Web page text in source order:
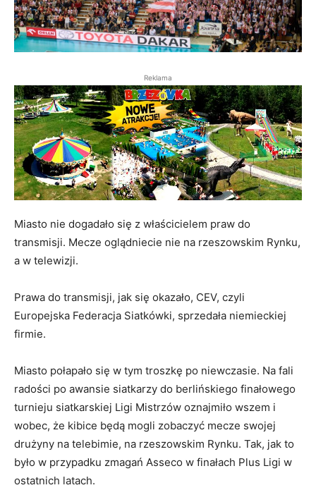
Reklama
Miasto nie dogadało się z właścicielem praw do
transmisji. Mecze oglądniecie nie na rzeszowskim Rynku,
a w telewizji.
Prawa do transmisji, jak się okazało, CEV, czyli
Europejska Federacja Siatkówki, sprzedała niemieckiej
firmie.
Miasto połapało się w tym troszkę po niewczasie. Na fali
radości po awansie siatkarzy do berlińskiego finałowego
turnieju siatkarskiej Ligi Mistrzów oznajmiło wszem i
wobec, że kibice będą mogli zobaczyć mecze swojej
drużyny na telebimie, na rzeszowskim Rynku. Tak, jak to
było w przypadku zmagań Asseco w finałach Plus Ligi w
ostatnich latach.